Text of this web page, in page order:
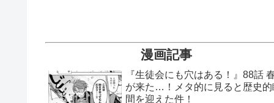
漫画記事
『生徒会にも穴はある！』88話
が来た…！メタ的に見ると歴史的
間を迎えた件！